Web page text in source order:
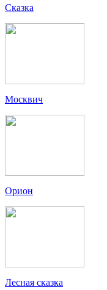
Сказка
Москвич
Орион
Лесная сказка